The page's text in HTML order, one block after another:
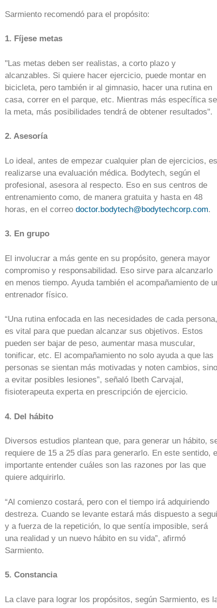
Sarmiento recomendó para el propósito:
1. Fíjese metas
"Las metas deben ser realistas, a corto plazo y
alcanzables. Si quiere hacer ejercicio, puede montar en
bicicleta, pero también ir al gimnasio, hacer una rutina en
casa, correr en el parque, etc. Mientras más específica
la meta, más posibilidades tendrá de obtener resultados".
2. Asesoría
Lo ideal, antes de empezar cualquier plan de ejercicios, es
realizarse una evaluación médica. Bodytech, según el
profesional, asesora al respecto. Eso en sus centros de
entrenamiento como, de manera gratuita y hasta en 48
horas, en el correo doctor.bodytech@bodytechcorp.com.
3. En grupo
El involucrar a más gente en su propósito, genera mayor
compromiso y responsabilidad. Eso sirve para alcanzarlo
en menos tiempo. Ayuda también el acompañamiento de
entrenador físico.
“Una rutina enfocada en las necesidades de cada persona,
es vital para que puedan alcanzar sus objetivos. Estos
pueden ser bajar de peso, aumentar masa muscular,
tonificar, etc. El acompañamiento no solo ayuda a que las
personas se sientan más motivadas y noten cambios, sino
a evitar posibles lesiones”, señaló Ibeth Carvajal,
fisioterapeuta experta en prescripción de ejercicio.
4. Del hábito
Diversos estudios plantean que, para generar un hábito,
requiere de 15 a 25 días para generarlo. En este sentido,
importante entender cuáles son las razones por las que
quiere adquirirlo.
“Al comienzo costará, pero con el tiempo irá adquiriendo
destreza. Cuando se levante estará más dispuesto a
y a fuerza de la repetición, lo que sentía imposible, será
una realidad y un nuevo hábito en su vida”, afirmó
Sarmiento.
5. Constancia
La clave para lograr los propósitos, según Sarmiento, es